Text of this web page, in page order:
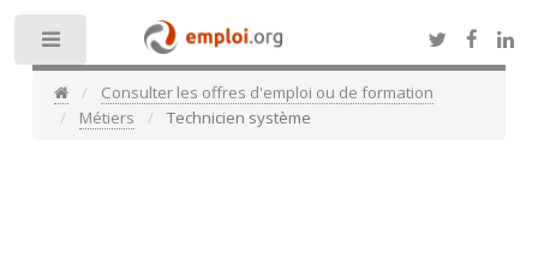
Consulter les offres d'emploi ou de formation
Métiers
Technicien système
Toggle